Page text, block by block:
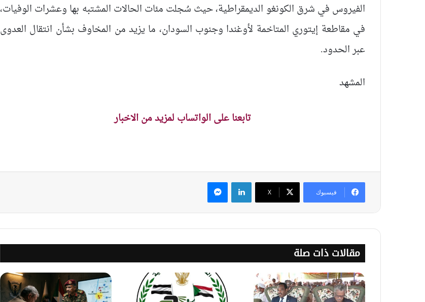
الفيروس في شرق الكونغو الديمقراطية، حيث سُجلت مئات الحالات المشتبه بها وعشرات الوفيات،
في مقاطعة إيتوري المتاخمة لأوغندا وجنوب السودان، ما يزيد من المخاوف بشأن انتقال العدوى
عبر الحدود.
المشهد
تابعنا على الواتساب لمزيد من الاخبار
فيسبوك ‫X
لينكدإن ماسنجر
مقالات ذات صلة